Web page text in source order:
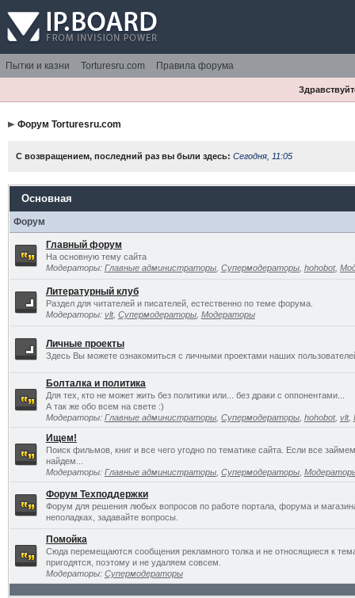
Пытки и казни Torturesru.com Правила форума
Форум Torturesru.com
С возвращением, последний раз вы были здесь: Сегодня, 11:05
Основная
Форум
Главный форум
На основную тему сайта
Модераторы: Главные администраторы, Супермодераторы, hohobot,
Литературный клуб
Раздел для читателей и писателей, естественно по теме форума.
Модераторы: vlt, Супермодераторы, Модераторы
Личные проекты
Здесь Вы можете ознакомиться с личными проектами наших
Болталка и политика
Для тех, кто не может жить без политики или... без драки с оппонентами...
А так же обо всем на свете :)
Модераторы: Главные администраторы, Супермодераторы, hohobot, vlt,
Ищем!
Поиск фильмов, книг и все чего угодно по тематике сайта. Если все
найдем...
Модераторы: Главные администраторы, Супермодераторы,
Форум Техподдержки
Форум для решения любых вопросов по работе портала, форума и
неполадках, задавайте вопросы.
Помойка
Сюда перемещаются сообщения рекламного толка и не относящиеся к
пригодятся, поэтому и не удаляем совсем.
Модераторы: Супермодераторы